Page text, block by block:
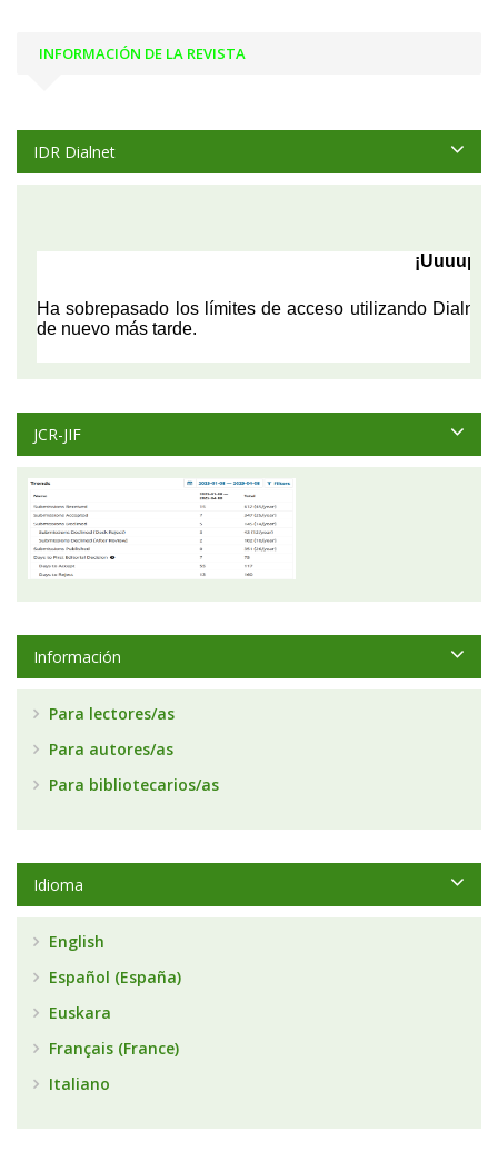
INFORMACIÓN DE LA REVISTA
IDR Dialnet
JCR-JIF
Información
Para lectores/as
Para autores/as
Para bibliotecarios/as
Idioma
English
Español (España)
Euskara
Français (France)
Italiano